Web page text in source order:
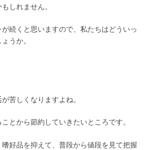
しれません。
続くと思いますので、私たちはどういっ
うか。
苦しくなりますよね。
とから節約していきたいところです。
好品を抑えて、普段から値段を見て把握